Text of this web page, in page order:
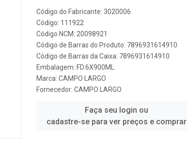
Código do Fabricante: 3020006
Código: 111922
Código NCM: 20098921
Código de Barras do Produto: 7896931614910
Código de Barras da Caixa: 7896931614910
Embalagem: FD.6X900ML
Marca: CAMPO LARGO
Fornecedor: CAMPO LARGO
Faça seu login ou
cadastre-se para ver preços e comprar